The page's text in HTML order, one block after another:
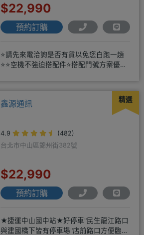
$22,990
預約訂購
⭐請先來電洽詢是否有貨以免您白跑一趟
⭐⭐空機不強迫搭配件⭐搭配門號方案優惠
精選
鑫源通訊
4.9
(482)
台北市中山區錦州街382號
$22,990
預約訂購
★捷運中山國中站★好停車"民生龍江路口
與建國橋下皆有停車場"店前路口方便臨停